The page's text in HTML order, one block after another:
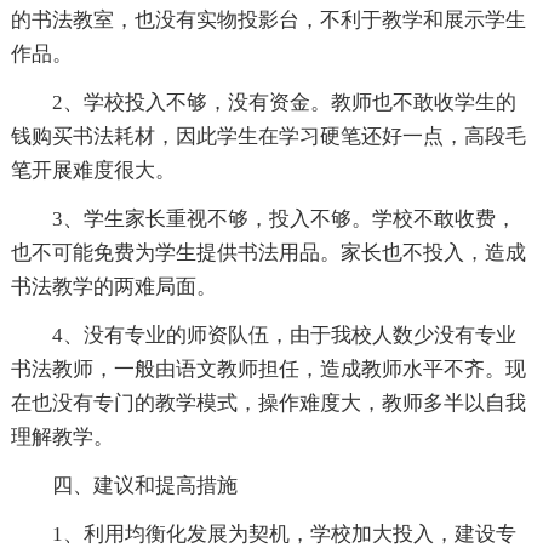
的书法教室，也没有实物投影台，不利于教学和展示学生
作品。
2、学校投入不够，没有资金。教师也不敢收学生的
钱购买书法耗材，因此学生在学习硬笔还好一点，高段毛
笔开展难度很大。
3、学生家长重视不够，投入不够。学校不敢收费，
也不可能免费为学生提供书法用品。家长也不投入，造成
书法教学的两难局面。
4、没有专业的师资队伍，由于我校人数少没有专业
书法教师，一般由语文教师担任，造成教师水平不齐。现
在也没有专门的教学模式，操作难度大，教师多半以自我
理解教学。
四、建议和提高措施
1、利用均衡化发展为契机，学校加大投入，建设专